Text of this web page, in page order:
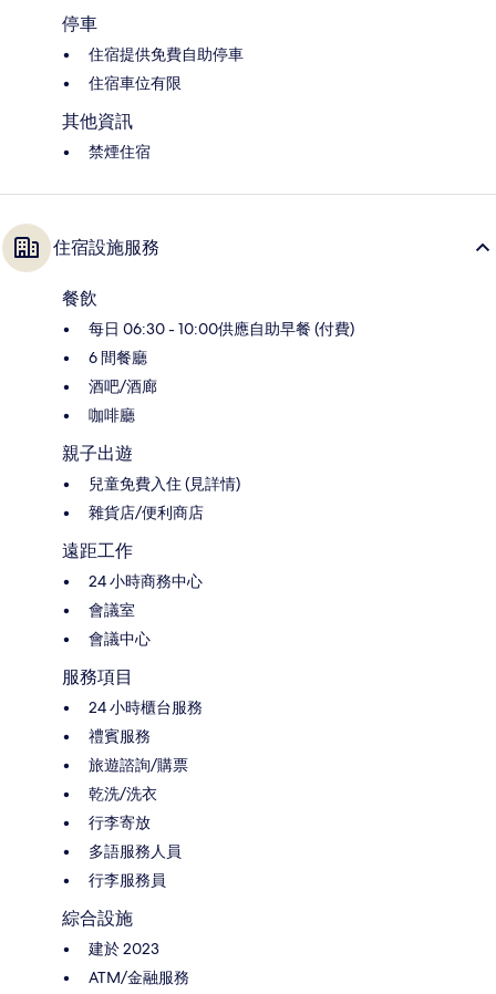
停車
住宿提供免費自助停車
住宿車位有限
其他資訊
禁煙住宿
住宿設施服務
餐飲
每日 06:30 - 10:00供應自助早餐 (付費)
6 間餐廳
酒吧/酒廊
咖啡廳
親子出遊
兒童免費入住 (見詳情)
雜貨店/便利商店
遠距工作
24 小時商務中心
會議室
會議中心
服務項目
24 小時櫃台服務
禮賓服務
旅遊諮詢/購票
乾洗/洗衣
行李寄放
多語服務人員
行李服務員
綜合設施
建於 2023
ATM/金融服務